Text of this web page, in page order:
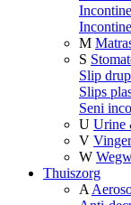
M
S
Slip
Slips
Seni
U Urine
V
W
Thuiszorg
A